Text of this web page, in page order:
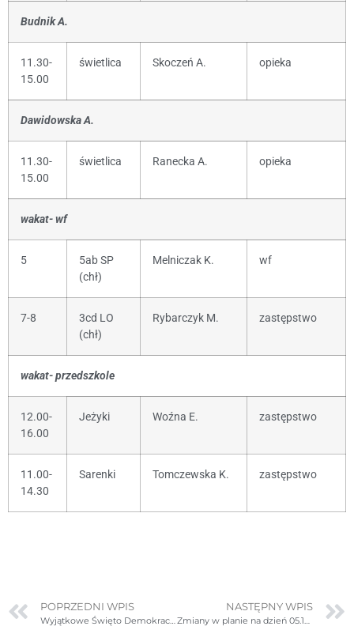
Budnik A.
11.30-
15.00
świetlica Skoczeń A. opieka
Dawidowska A.
11.30-
15.00
świetlica Ranecka A. opieka
wakat- wf
5
5ab SP
(chł)
Melniczak K. wf
7-8
3cd LO
(chł)
Rybarczyk M. zastępstwo
wakat- przedszkole
12.00-
16.00
Jeżyki Woźna E. zastępstwo
11.00-
14.30
Sarenki Tomczewska K. zastępstwo
POPRZEDNI WPIS NASTĘPNY WPIS